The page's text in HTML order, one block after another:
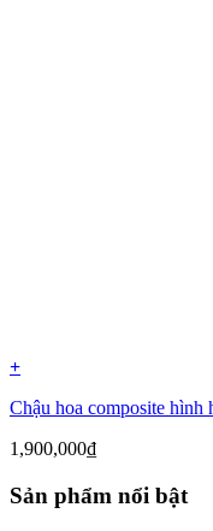
+
Chậu hoa composite
1,900,000₫
Sản phẩm nổi bật